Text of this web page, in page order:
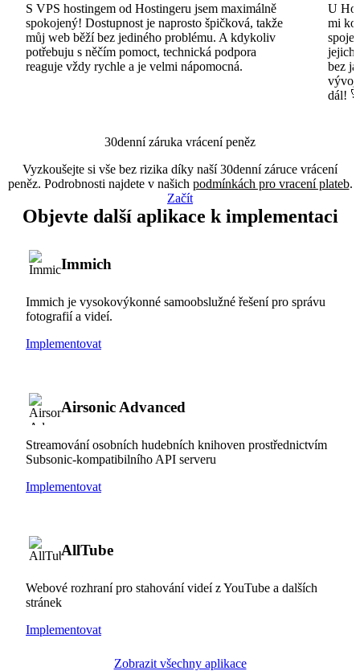
S VPS hostingem od Hostingeru jsem maximálně
spokojený! Dostupnost je naprosto špičková, takže
můj web běží bez jediného problému. A kdykoliv
potřebuju s něčím pomoct, technická podpora
reaguje vždy rychle a je velmi nápomocná.
U
mi
jejich
bez
dál!
30denní záruka vrácení peněz
Vyzkoušejte si vše bez rizika díky naší 30denní záruce vrácení
peněz. Podrobnosti najdete v našich podmínkách pro vracení plateb.
Začít
Objevte další aplikace k implementaci
Immich
Immich je vysokovýkonné samoobslužné řešení pro správu
fotografií a videí.
Implementovat
Airsonic Advanced
Streamování osobních hudebních knihoven prostřednictvím
Subsonic-kompatibilního API serveru
Implementovat
AllTube
Webové rozhraní pro stahování videí z YouTube a dalších
stránek
Implementovat
Zobrazit všechny aplikace